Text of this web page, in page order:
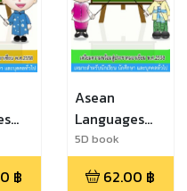
฿
Asean
Languages
Thailand
5D book
62.00 ฿